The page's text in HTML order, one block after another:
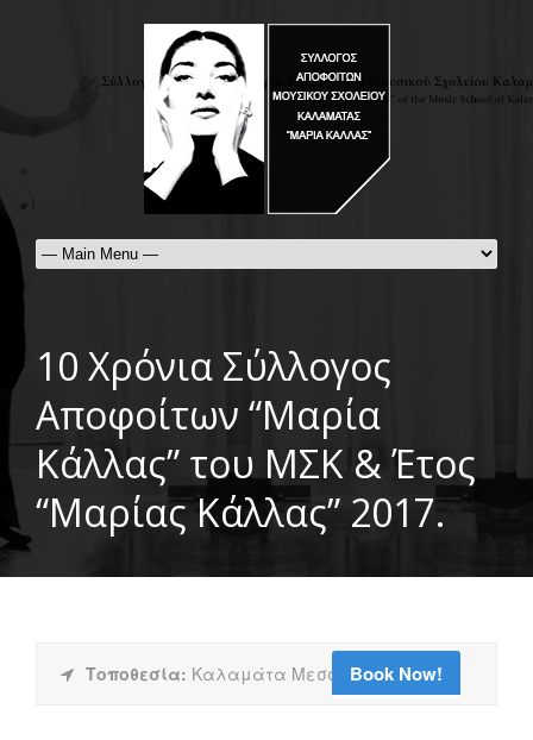
10 Χρόνια Σύλλογος
Αποφοίτων “Μαρία
Κάλλας” του ΜΣΚ & Έτος
“Μαρίας Κάλλας” 2017.
Τοποθεσία: Καλαμάτα ΜεσσηνίαςBook Now!